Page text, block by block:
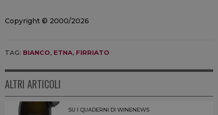
Copyright © 2000/2026
TAG: BIANCO, ETNA, FIRRIATO
ALTRI ARTICOLI
SU I QUADERNI DI WINENEWS